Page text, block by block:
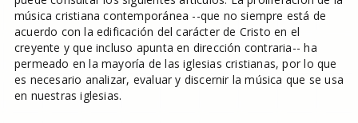
música cristiana contemporánea --que no siempre está de
acuerdo con la edificación del carácter de Cristo en el
creyente y que incluso apunta en dirección contraria-- ha
permeado en la mayoría de las iglesias cristianas, por lo que
es necesario analizar, evaluar y discernir la música que se usa
en nuestras iglesias.